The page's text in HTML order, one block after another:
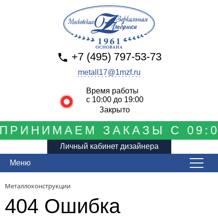
ЗАКАЗЫ С
Личный кабинет дизайнера
Время работы
с 10:00 до 19:00
Закрыто
+7 (495) 797-53-73
metall17@1mzf.ru
Меню
Металлоконструкции
404 Ошибка